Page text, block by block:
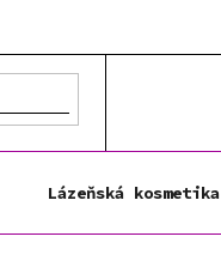
Lázeňská kosmetika